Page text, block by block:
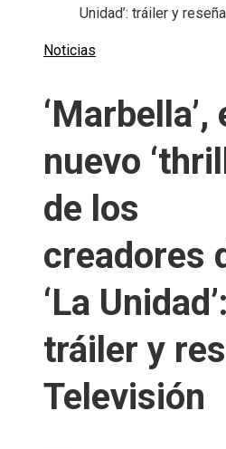
Unidad’: tráiler y
Noticias
‘Marbella’,
nuevo
de los
creadores
‘La Unidad’:
tráiler y
Televisión